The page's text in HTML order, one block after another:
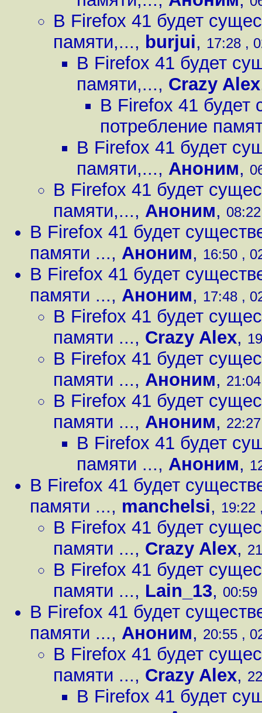
В Firefox 41 будет
памяти,..., burjui, 17:28 ,
В Firefox 41 будет
памяти,..., Crazy Alex
В Firefox 41 будет
потребление
В Firefox 41 будет
памяти,..., Аноним,
В Firefox 41 будет
памяти,..., Аноним,
В Firefox 41 будет
памяти ..., Аноним, 16:50 ,
В Firefox 41 будет
памяти ..., Аноним, 17:48 ,
В Firefox 41 будет
памяти ..., Crazy Alex,
В Firefox 41 будет
памяти ..., Аноним,
В Firefox 41 будет
памяти ..., Аноним,
В Firefox 41 будет
памяти ..., Аноним,
В Firefox 41 будет
памяти ..., manchelsi, 19:22
В Firefox 41 будет
памяти ..., Crazy Alex,
В Firefox 41 будет
памяти ..., Lain_13,
В Firefox 41 будет
памяти ..., Аноним, 20:55 ,
В Firefox 41 будет
памяти ..., Crazy Alex,
В Firefox 41 будет